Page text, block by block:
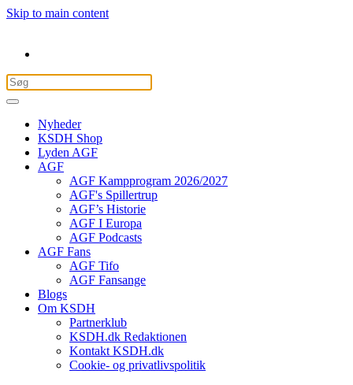
Skip to main content
Nyheder
KSDH Shop
Lyden AGF
AGF
AGF Kampprogram 2026/2027
AGF's Spillertrup
AGF’s Historie
AGF I Europa
AGF Podcasts
AGF Fans
AGF Tifo
AGF Fansange
Blogs
Om KSDH
Partnerklub
KSDH.dk Redaktionen
Kontakt KSDH.dk
Cookie- og privatlivspolitik